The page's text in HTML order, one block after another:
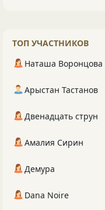
ТОП УЧАСТНИКОВ
Наташа Воронцова
Арыстан Тастанов
Двенадцать струн
Амалия Сирин
Демура
Dana Noire